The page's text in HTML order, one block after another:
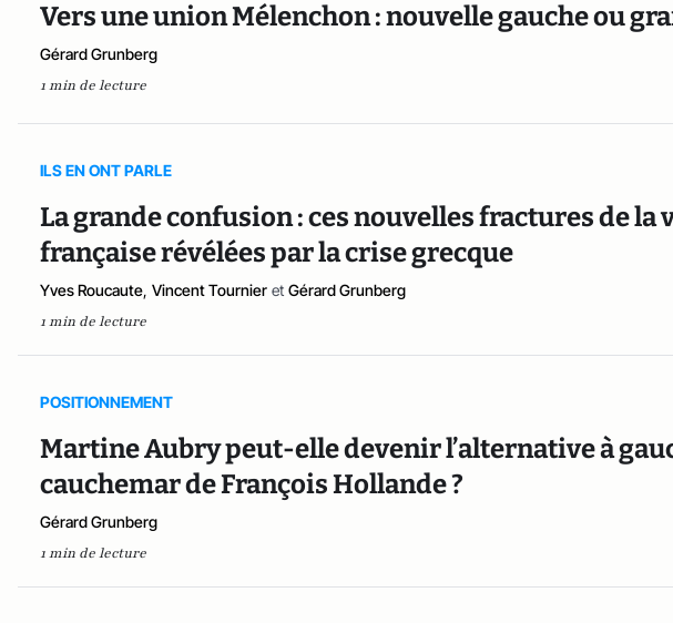
Vers une union Mélenchon : nouvelle gauche ou
Gérard Grunberg
1 min de lecture
ILS EN ONT PARLE
La grande confusion : ces nouvelles fractures de la
française révélées par la crise grecque
Yves Roucaute, Vincent Tournier et Gérard Grunberg
1 min de lecture
POSITIONNEMENT
Martine Aubry peut-elle devenir l’alternative à
cauchemar de François Hollande ?
Gérard Grunberg
1 min de lecture